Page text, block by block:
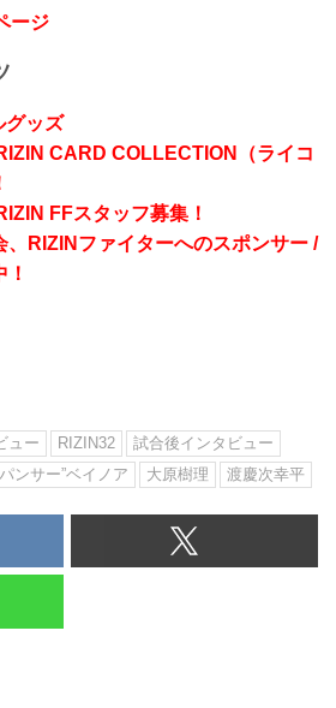
ージ
ッズ
CARD COLLECTION（ライコ
FFスタッフ募集！
RIZINファイターへのスポンサー /
ュー RIZIN32
試合後インタビュー
ンサー”ベイノア 大原樹理 渡慶次幸平